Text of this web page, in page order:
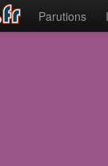
Parutions